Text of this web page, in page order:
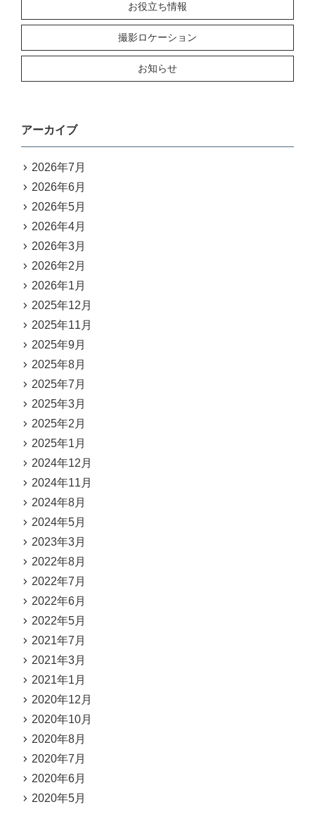
お役立ち情報
撮影ロケーション
お知らせ
アーカイブ
2026年7月
2026年6月
2026年5月
2026年4月
2026年3月
2026年2月
2026年1月
2025年12月
2025年11月
2025年9月
2025年8月
2025年7月
2025年3月
2025年2月
2025年1月
2024年12月
2024年11月
2024年8月
2024年5月
2023年3月
2022年8月
2022年7月
2022年6月
2022年5月
2021年7月
2021年3月
2021年1月
2020年12月
2020年10月
2020年8月
2020年7月
2020年6月
2020年5月